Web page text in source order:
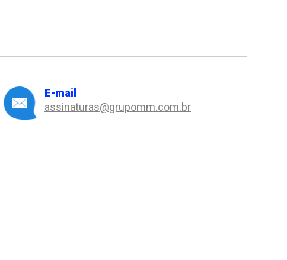
E-mail
assinaturas@grupomm.com.br